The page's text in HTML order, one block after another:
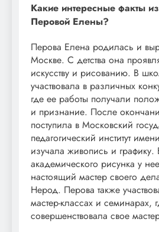
Какие интересные факты
Перовой Елены?
Перова Елена родилась и
Москве. С детства она
искусству и рисованию. В
участвовала в различных
где ее работы получали
и признание. После
поступила в Московский
педагогический институт
изучала живопись и графику.
академического рисунка у
настоящий мастер своего
Нерод. Перова также
мастер-классах и семинарах,
совершенствовала свое